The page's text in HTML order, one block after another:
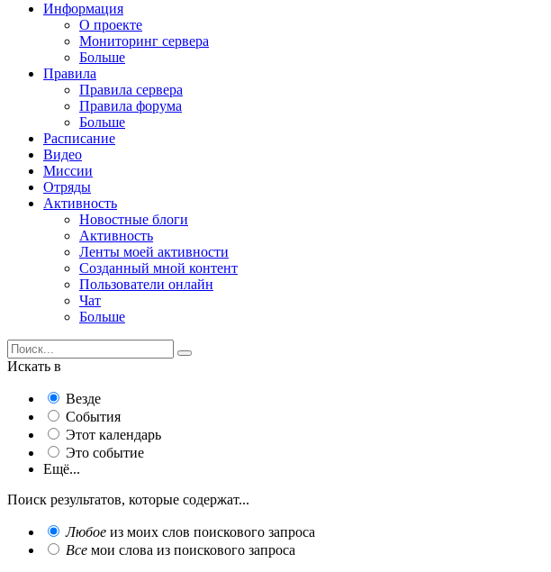
Информация
О проекте
Мониторинг сервера
Больше
Правила
Правила сервера
Правила форума
Больше
Расписание
Видео
Миссии
Отряды
Активность
Новостные блоги
Активность
Ленты моей активности
Созданный мной контент
Пользователи онлайн
Чат
Больше
Искать в
Везде
События
Этот календарь
Это событие
Ещё...
Поиск результатов, которые содержат...
Любое из моих слов поискового запроса
Все мои слова из поискового запроса